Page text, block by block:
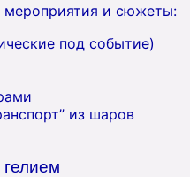
мероприятия и сюжеты:
под событие)
из шаров